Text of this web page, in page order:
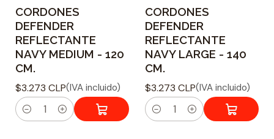
CORDONES
DEFENDER
REFLECTANTE
NAVY MEDIUM - 120
CM.
$3.273 CLP(IVA incluido)
C
CORDONES
DEFENDER
REFLECTANTE
NAVY LARGE - 140
CM.
$3.273 CLP(IVA incluido)
C